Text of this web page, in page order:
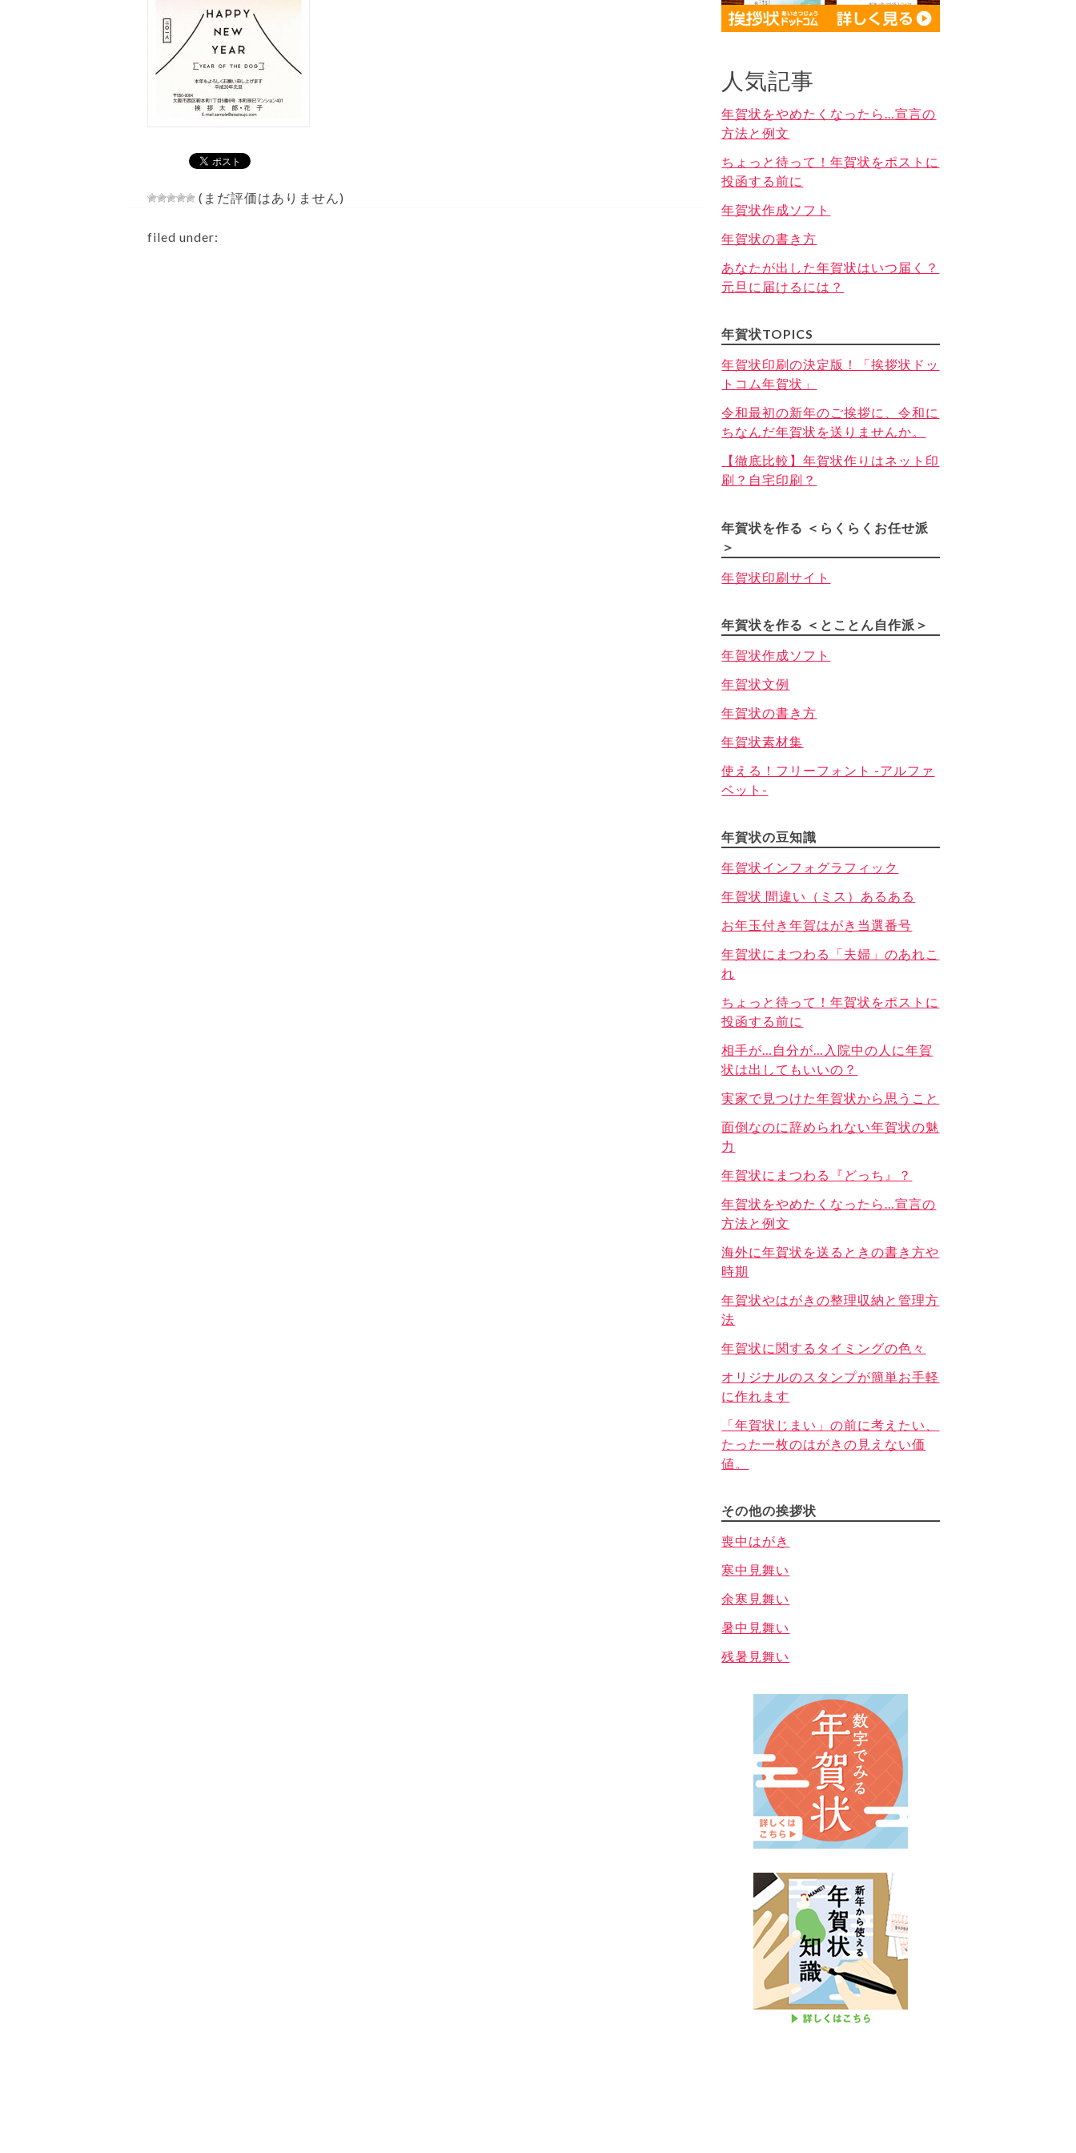
(まだ評価はありません)
filed under:
人気記事
年賀状をやめたくなったら…宣言の
方法と例文
ちょっと待って！年賀状をポストに
投函する前に
年賀状作成ソフト
年賀状の書き方
あなたが出した年賀状はいつ届く？
元旦に届けるには？
年賀状TOPICS
年賀状印刷の決定版！「挨拶状ドッ
トコム年賀状」
令和最初の新年のご挨拶に、令和に
ちなんだ年賀状を送りませんか。
【徹底比較】年賀状作りはネット印
刷？自宅印刷？
年賀状を作る ＜らくらくお任せ派
＞
年賀状印刷サイト
年賀状を作る ＜とことん自作派＞
年賀状作成ソフト
年賀状文例
年賀状の書き方
年賀状素材集
使える！フリーフォント -アルファ
ベット-
年賀状の豆知識
年賀状インフォグラフィック
年賀状 間違い（ミス）あるある
お年玉付き年賀はがき当選番号
年賀状にまつわる「夫婦」のあれこ
れ
ちょっと待って！年賀状をポストに
投函する前に
相手が…自分が…入院中の人に年賀
状は出してもいいの？
実家で見つけた年賀状から思うこと
面倒なのに辞められない年賀状の魅
力
年賀状にまつわる『どっち』？
年賀状をやめたくなったら…宣言の
方法と例文
海外に年賀状を送るときの書き方や
時期
年賀状やはがきの整理収納と管理方
法
年賀状に関するタイミングの色々
オリジナルのスタンプが簡単お手軽
に作れます
「年賀状じまい」の前に考えたい、
たった一枚のはがきの見えない価
値。
その他の挨拶状
喪中はがき
寒中見舞い
余寒見舞い
暑中見舞い
残暑見舞い